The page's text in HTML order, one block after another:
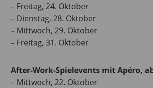
– Freitag, 24. Oktober
– Dienstag, 28. Oktober
– Mittwoch, 29. Oktober
– Freitag, 31. Oktober
After-Work-Spielevents mit Apéro,
– Mittwoch, 22. Oktober